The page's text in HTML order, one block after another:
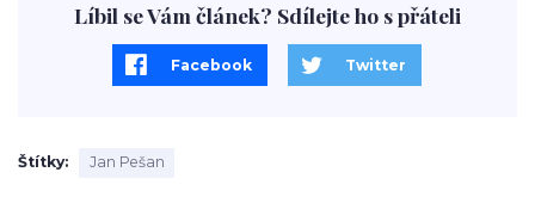
Líbil se Vám článek? Sdílejte ho s přáteli
Facebook Twitter
Štítky Jan Pešan